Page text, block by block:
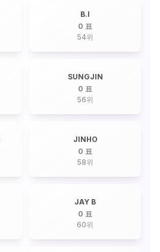
B.I
0 표
54위
SUNGJIN
0 표
56위
JINHO
0 표
58위
JAY B
0 표
60위